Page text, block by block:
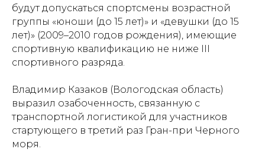
будут допускаться спортсмены возрастной
группы «юноши (до 15 лет)» и «девушки (до 15
лет)» (2009–2010 годов рождения), имеющие
спортивную квалификацию не ниже III
спортивного разряда.
Владимир Казаков (Вологодская область)
выразил озабоченность, связанную с
транспортной логистикой для участников
стартующего в третий раз Гран-при Черного
моря.